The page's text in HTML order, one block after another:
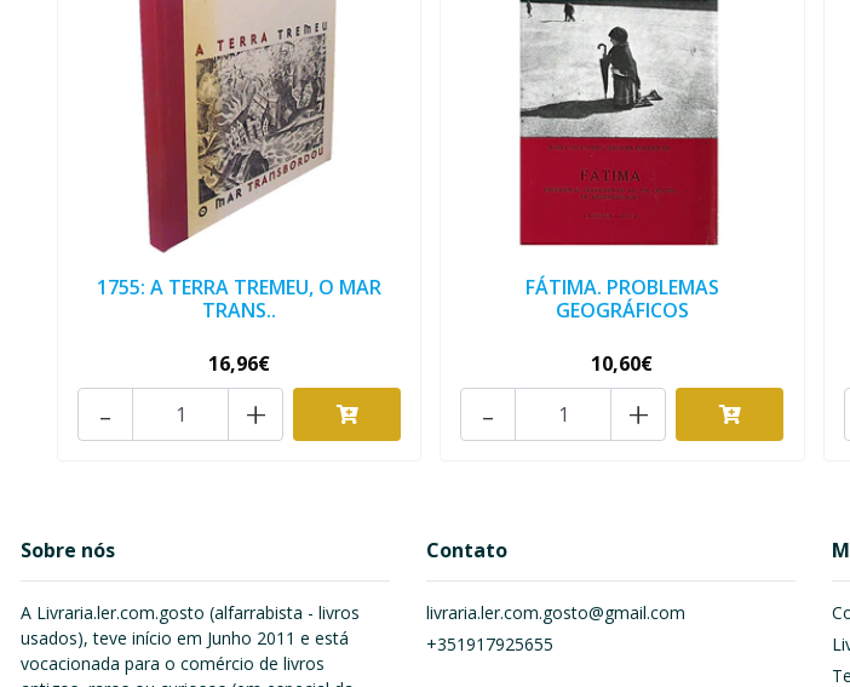
1755: A TERRA TREMEU, O MAR
TRANS..
16,96€
+
-
FÁTIMA. PROBLEMAS
GEOGRÁFICOS
10,60€
+
-
Sobre nós
A Livraria.ler.com.gosto (alfarrabista - livros
usados), teve início em Junho 2011 e está
vocacionada para o comércio de livros
Contato
livraria.ler.com.gosto@gmail.com
+351917925655